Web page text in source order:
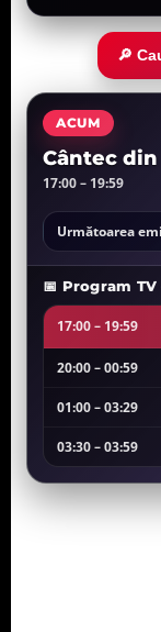
🔎
ACUM
Cântec
17:00 – 19:59
Următoarea
📅 Program TV
17:00 – 19:59
20:00 – 00:59
01:00 – 03:29
03:30 – 03:59